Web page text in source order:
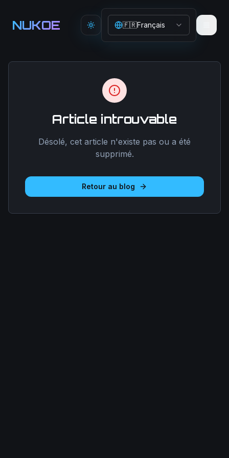
NUKOE Toggle theme
🇫🇷Français
Article introuvable
Désolé, cet article n'existe pas ou a été
supprimé.
Retour au blog